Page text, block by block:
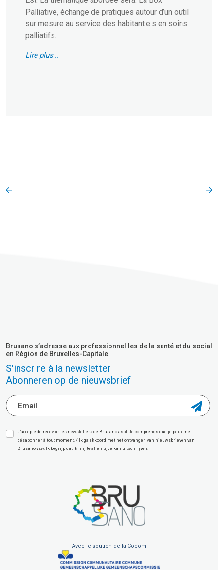
Palliative, échange de pratiques autour d’un outil
sur mesure au service des habitant.e.s en soins
palliatifs.
Lire plus...
Brusano s’adresse aux professionnel·les de la santé et du social
en Région de Bruxelles-Capitale.
S'inscrire à la newsletter
Abonneren op de nieuwsbrief
J’accepte de recevoir les newsletters de Brusano asbl. Je comprends que je peux me
désabonner à tout moment. / Ik ga akkoord met het ontvangen van nieuwsbrieven van
Brusano vzw. Ik begrijp dat ik mij te allen tijde kan uitschrijven.
Avec le soutien de la Cocom